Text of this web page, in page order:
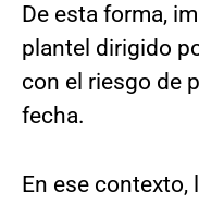
De esta forma,
plantel dirigido
con el riesgo de
fecha.
En ese contexto,